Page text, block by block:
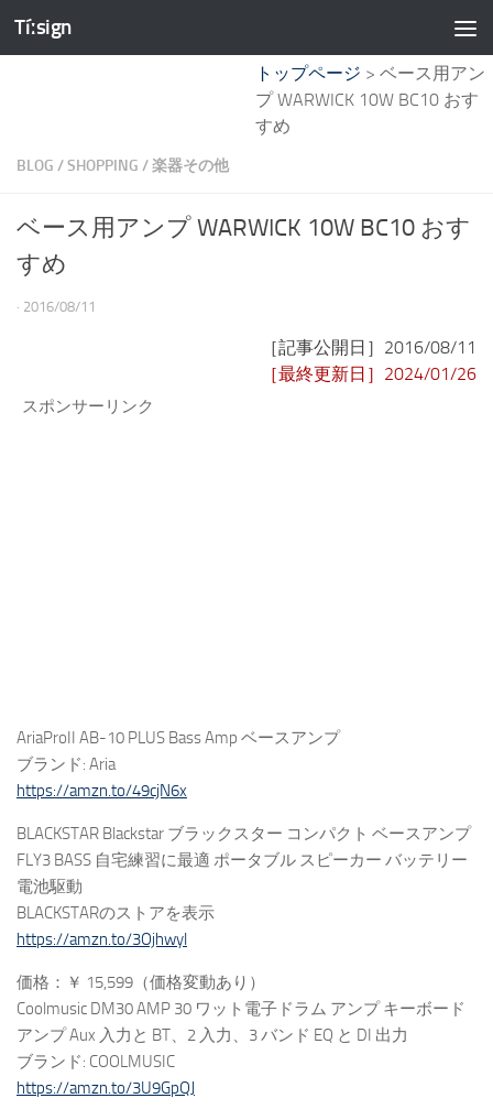
コンテンツへスキップ
Tíːsign
トップページ > ベース用アン
プ WARWICK 10W BC10 おす
すめ
BLOG /SHOPPING /楽器その他
ベース用アンプ WARWICK 10W BC10 おす
すめ
· 2016/08/11
［記事公開日］2016/08/11
［最終更新日］2024/01/26
スポンサーリンク
AriaProII AB-10 PLUS Bass Amp ベースアンプ
ブランド: Aria
https://amzn.to/49cjN6x
BLACKSTAR Blackstar ブラックスター コンパクト ベースアンプ
FLY3 BASS 自宅練習に最適 ポータブル スピーカー バッテリー
電池駆動
BLACKSTARのストアを表示
https://amzn.to/3Ojhwyl
価格：￥ 15,599（価格変動あり）
Coolmusic DM30 AMP 30 ワット電子ドラム アンプ キーボード
アンプ Aux 入力と BT、2 入力、3 バンド EQ と DI 出力
ブランド: COOLMUSIC
https://amzn.to/3U9GpQJ